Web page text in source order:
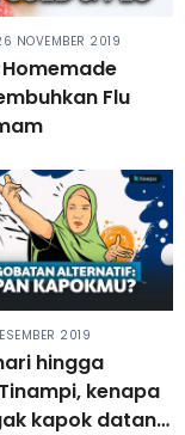
NOVEMBER 2019
Flu
2019
hingga
kenapa
kapok datang